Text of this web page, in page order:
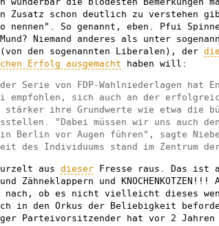
Zusatz schon deutlich zu verstehen
nennen". So genannt, eben. Pfui
Niemand anderes als unter
den sogenannten Liberalen), der
Erfolg ausgemacht haben will:
der Serie von FDP-Wahlniederlagen
empfohlen, sich auch an der
stärker ihre Grundwerte wie etwa die
"Dabei müssen wir uns auch
Berlin vor Augen führen", sagte
des Individuums stand im Zentrum
aus dieser Fresse raus. Das ist
Zähneklappern und
nach, ob es nicht vielleicht dieses
in den Orkus der Beliebigkeit
Parteivorsitzender hat vor 2 Jahren